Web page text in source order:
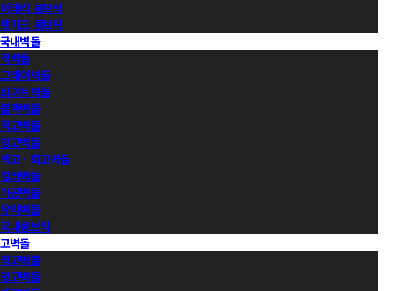
이태리 롱브릭
덴마크 롱브릭
국내벽돌
적벽돌
그레이벽돌
화이트벽돌
블랙벽돌
적고벽돌
청고벽돌
백고ㆍ회고벽돌
컬러벽돌
가공벽돌
유약벽돌
국내롱브릭
고벽돌
적고벽돌
청고벽돌